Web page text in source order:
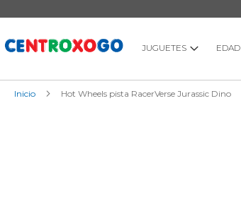
al
JUGUETES EDAD
Inicio Hot Wheels pista RacerVerse Jurassic Dino